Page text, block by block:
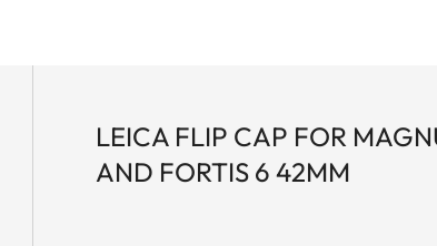
LEICA FLIP CAP FOR
AND FORTIS 6 42MM